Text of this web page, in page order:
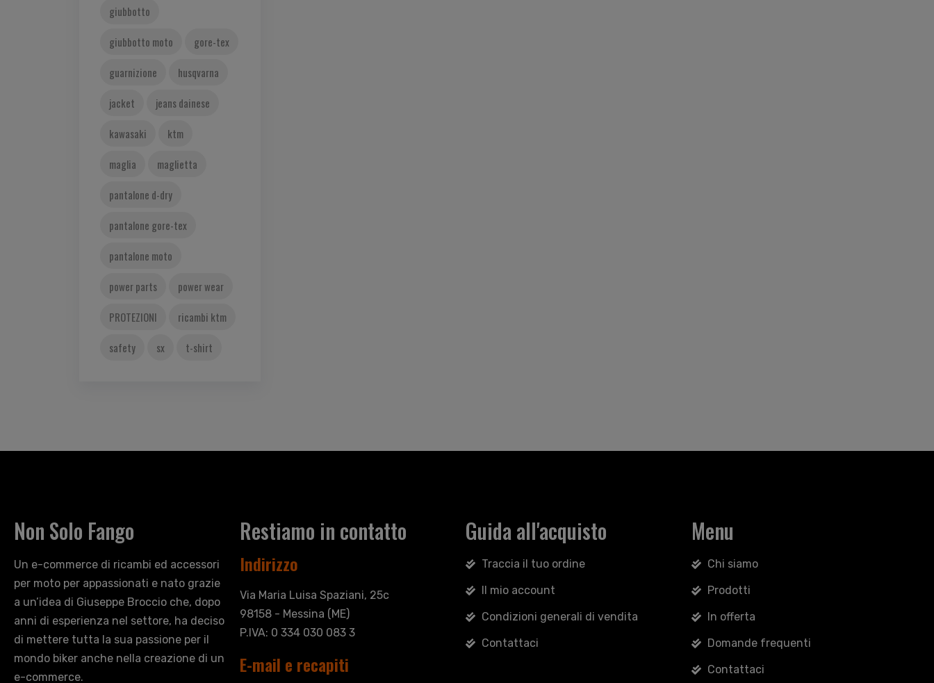
giubbotto
giubbotto moto
gore-tex
guarnizione
husqvarna
jacket
jeans dainese
kawasaki
ktm
maglia
maglietta
pantalone d-dry
pantalone gore-tex
pantalone moto
power parts
power wear
PROTEZIONI
ricambi ktm
safety
sx t-shirt
Non Solo Fango
Un e-commerce di ricambi ed accessori
per moto per appassionati e nato grazie
a un’idea di Giuseppe Broccio che, dopo
anni di esperienza nel settore, ha deciso
di mettere tutta la sua passione per il
mondo biker anche nella creazione di un
e-commerce.
Restiamo in contatto
Indirizzo
Via Maria Luisa Spaziani, 25c
98158 - Messina (ME)
P.IVA: 0 334 030 083 3
E-mail e recapiti
Guida all'acquisto
Traccia il tuo ordine
Il mio account
Condizioni generali di vendita
Contattaci
Menu
Chi siamo
Prodotti
In offerta
Domande frequenti
Contattaci